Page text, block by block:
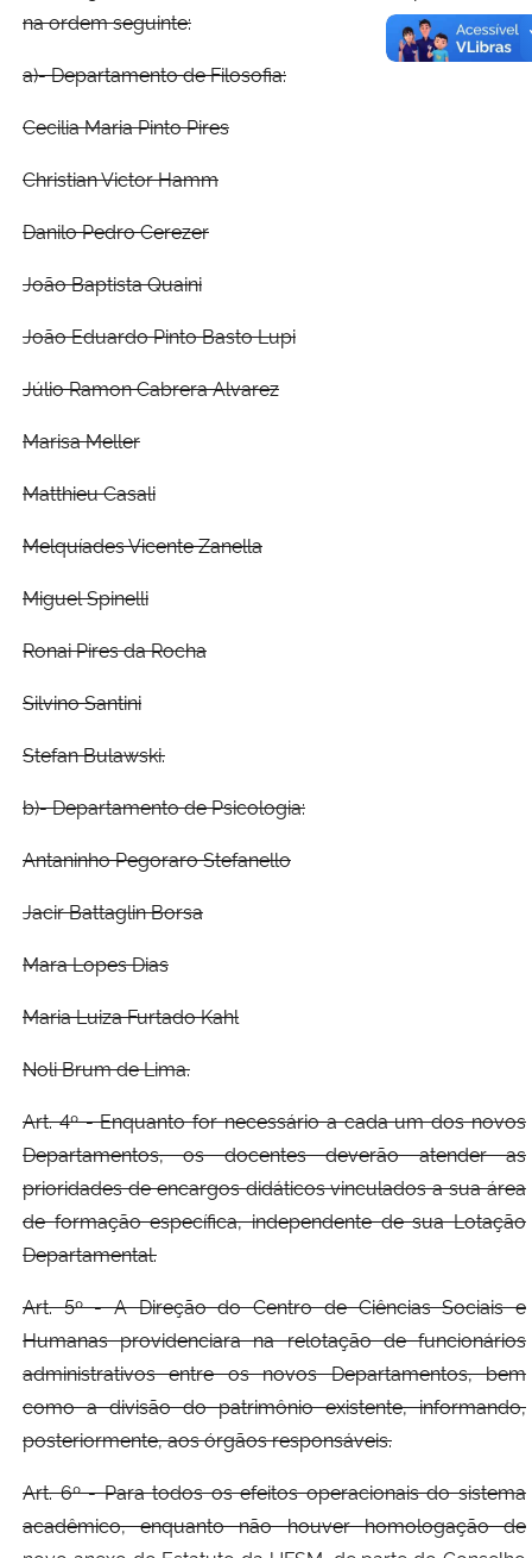
na ordem seguinte:
a)- Departamento de Filosofia:
Cecilia Maria Pinto Pires
Christian Victor Hamm
Danilo Pedro Cerezer
João Baptista Quaini
João Eduardo Pinto Basto Lupi
Júlio Ramon Cabrera Alvarez
Marisa Meller
Matthieu Casali
Melquíades Vicente Zanella
Miguel Spinelli
Ronai Pires da Rocha
Silvino Santini
Stefan Bulawski.
b)- Departamento de Psicologia:
Antaninho Pegoraro Stefanello
Jacir Battaglin Borsa
Mara Lopes Dias
Maria Luiza Furtado Kahl
Noli Brum de Lima.
Art. 4º - Enquanto for necessário a cada um dos novos
Departamentos, os docentes deverão atender as
prioridades de encargos didáticos vinculados a sua área
de formação específica, independente de sua Lotação
Departamental.
Art. 5º - A Direção do Centro de Ciências Sociais e
Humanas providenciara na relotação de funcionários
administrativos entre os novos Departamentos, bem
como a divisão do patrimônio existente, informando,
posteriormente, aos órgãos responsáveis.
Art. 6º - Para todos os efeitos operacionais do sistema
acadêmico, enquanto não houver homologação de